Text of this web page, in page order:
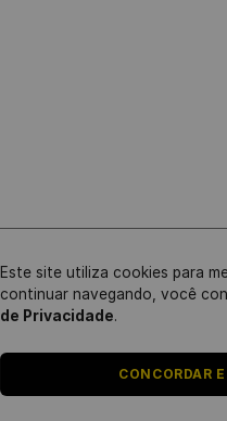
Este site utiliza cookies para
continuar navegando, você
de Privacidade.
CONCORDAR